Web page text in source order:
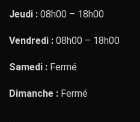
Jeudi : 08h00 – 18h00
Vendredi : 08h00 – 18h00
Samedi : Fermé
Dimanche : Fermé